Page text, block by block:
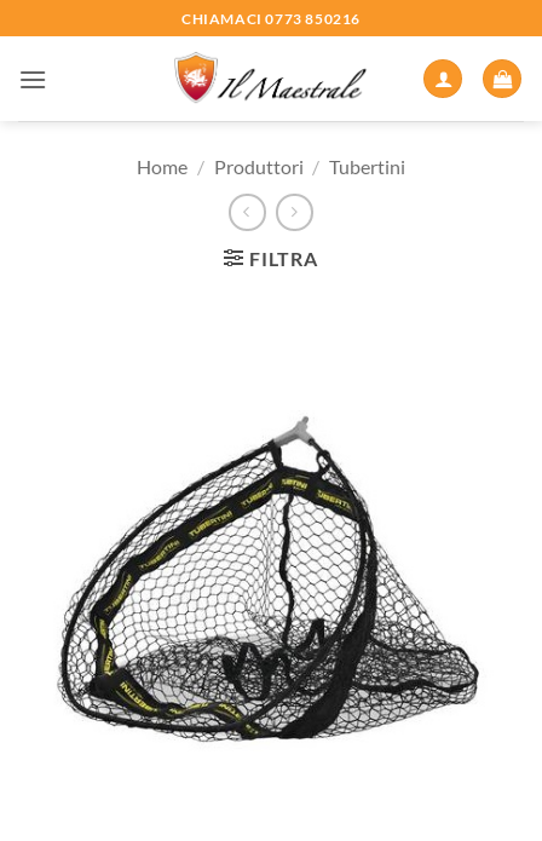
ai
contenuti
CHIAMACI 0773 850216
Home / Produttori / Tubertini
FILTRA